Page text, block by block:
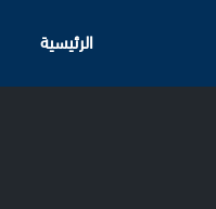
الرئيسية